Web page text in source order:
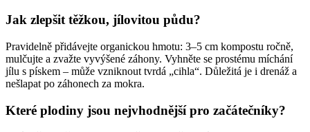
Jak zlepšit těžkou, jílovitou půdu?
Pravidelně přidávejte organickou hmotu: 3–5 cm kompostu ročně,
mulčujte a zvažte vyvýšené záhony. Vyhněte se prostému míchání
jílu s pískem – může vzniknout tvrdá „cihla“. Důležitá je i drenáž a
nešlapat po záhonech za mokra.
Které plodiny jsou nejvhodnější pro začátečníky?